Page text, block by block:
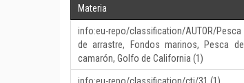
Materia
info:eu-repo/classification/AUTOR/Pesca
de arrastre, Fondos marinos, Pesca de
camarón, Golfo de California (1)